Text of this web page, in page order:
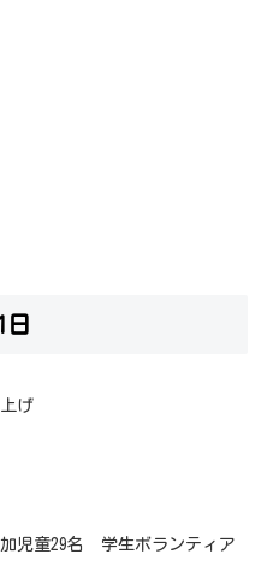
げ
児童29名 学生ボランティア